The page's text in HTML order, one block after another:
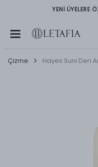
YENİ ÜYELERE
Çizme Hayes Suni Deri